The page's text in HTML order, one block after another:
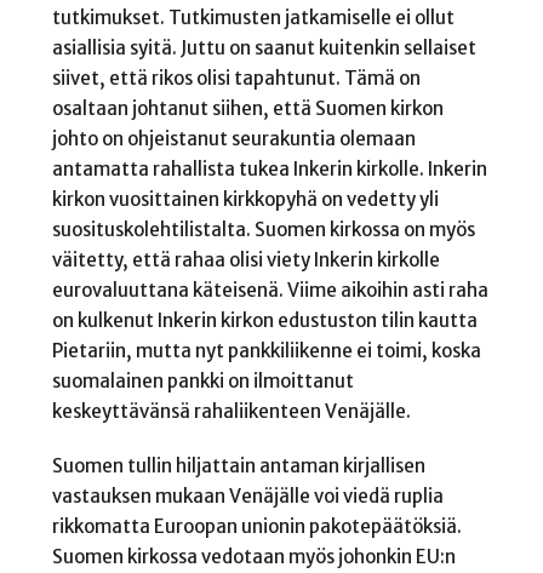
tutkimukset. Tutkimusten jatkamiselle ei ollut
asiallisia syitä. Juttu on saanut kuitenkin sellaiset
siivet, että rikos olisi tapahtunut. Tämä on
osaltaan johtanut siihen, että Suomen kirkon
johto on ohjeistanut seurakuntia olemaan
antamatta rahallista tukea Inkerin kirkolle. Inkerin
kirkon vuosittainen kirkkopyhä on vedetty yli
suosituskolehtilistalta. Suomen kirkossa on myös
väitetty, että rahaa olisi viety Inkerin kirkolle
eurovaluuttana käteisenä. Viime aikoihin asti raha
on kulkenut Inkerin kirkon edustuston tilin kautta
Pietariin, mutta nyt pankkiliikenne ei toimi, koska
suomalainen pankki on ilmoittanut
keskeyttävänsä rahaliikenteen Venäjälle.
Suomen tullin hiljattain antaman kirjallisen
vastauksen mukaan Venäjälle voi viedä ruplia
rikkomatta Euroopan unionin pakotepäätöksiä.
Suomen kirkossa vedotaan myös johonkin EU:n